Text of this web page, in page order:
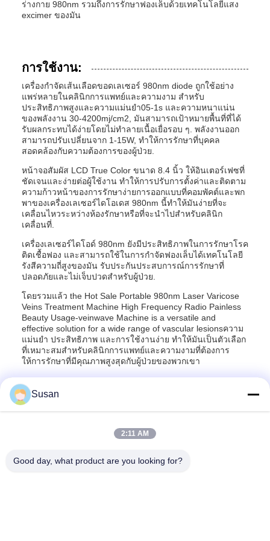
ร่างกาย 980nm รวมถึงการรักษาฟองเล็บด้วยเทคโนโลยีแสง
excimer ของมัน
การใช้งาน:
เครื่องกําจัดเส้นเลือดขอดเลเซอร์ 980nm diode ถูกใช้อย่าง
แพร่หลายในคลินิกการแพทย์และความงาม สําหรับ
ประสิทธิภาพสูงและความแม่นยํา05-1s และความหนาแน่น
ของพลังงาน 30-4200mj/cm2, มันสามารถเป้าหมายพื้นที่ที่ได้
รับผลกระทบได้ง่ายโดยไม่ทําลายเนื้อเยื่อรอบ ๆ. พลังงานออก
สามารถปรับเปลี่ยนจาก 1-15W, ทําให้การรักษาที่บุคคล
สอดคล้องกับความต้องการของผู้ป่วย.
หน้าจอสัมผัส LCD True Color ขนาด 8.4 นิ้ว ให้อินเตอร์เฟซที่
ชัดเจนและง่ายต่อผู้ใช้งาน ทําให้การปรับการตั้งค่าและติดตาม
ความก้าวหน้าของการรักษาง่ายการออกแบบที่คอมพัคต์และพก
พาของเครื่องเลเซอร์ไดโอเดส 980nm นี้ทําให้มันง่ายที่จะ
เคลื่อนไหวระหว่างห้องรักษาหรือที่จะนําไปสําหรับคลินิก
เคลื่อนที่.
เครื่องเลเซอร์ไดโอด์ 980nm ยังมีประสิทธิภาพในการรักษาโรค
ติดเชื้อฟอง และสามารถใช้ในการกําจัดฟองเล็บได้เทคโนโลยี
รังสีความถี่สูงของมัน รับประกันประสบการณ์การรักษาที่
ปลอดภัยและไม่เจ็บปวดสําหรับผู้ป่วย.
โดยรวมแล้ว the Hot Sale Portable 980nm Laser Varicose
Veins Treatment Machine High Frequency Radio Painless
Beauty Usage-veinwave Machine is a versatile and
effective solution for a wide range of vascular lesionsความ
แม่นยํา ประสิทธิภาพ และการใช้งานง่าย ทําให้มันเป็นตัวเลือก
ที่เหมาะสมสําหรับคลินิกการแพทย์และความงามที่ต้องการ
ให้การรักษาที่มีคุณภาพสูงสุดกับผู้ป่วยของพวกเขา
เครื่องกำจัดหลอดเลือดด้วยเลเซอร์ไดโอด 980 นาโนเมตร
เครื่องกําจัดเส้นเลือดขอดด้วยเลเซอร์ไดโอเดส 980 Nm
Susan
2:11 AM
Good day, what product are you looking for?